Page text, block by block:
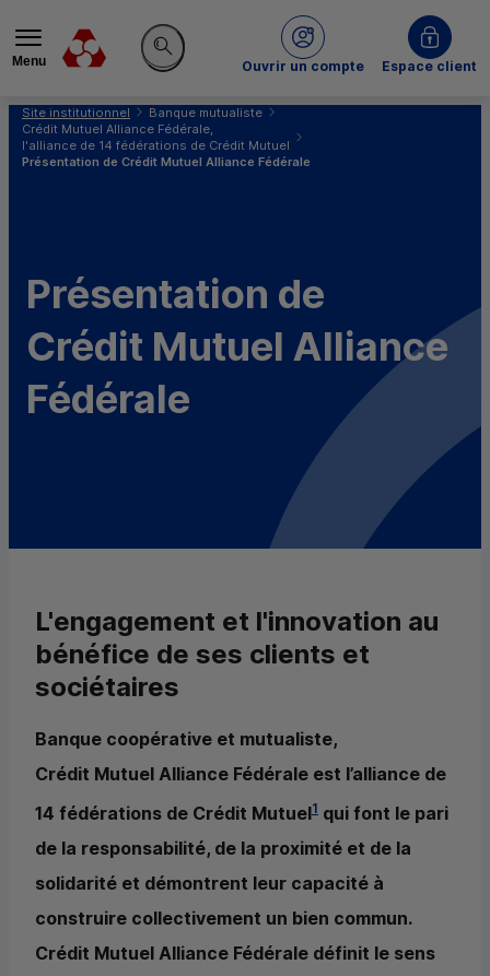
Menu
Rechercher sur le site
Ouvrir un compte
du Crédit MutuelEspace client
Vous êtes ici:
Site institutionnel
Banque mutualiste
Crédit Mutuel Alliance Fédérale,
l'alliance de 14 fédérations de Crédit Mutuel
Présentation de Crédit Mutuel Alliance Fédérale
Présentation de
Crédit Mutuel Alliance
Fédérale
L'engagement et l'innovation au
bénéfice de ses clients et
sociétaires
Banque coopérative et mutualiste,
Crédit Mutuel Alliance Fédérale est l’alliance de
14 fédérations de Crédit Mutuel1 qui font le pari
de la responsabilité, de la proximité et de la
solidarité et démontrent leur capacité à
construire collectivement un bien commun.
Crédit Mutuel Alliance Fédérale définit le sens